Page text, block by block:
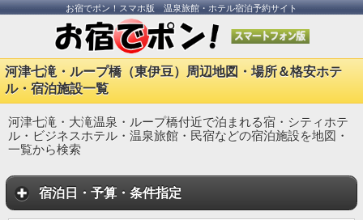
お宿でポン！スマホ版 温泉旅館・ホテル宿泊予約サイト
河津七滝・ループ橋（東伊豆）周辺地図・場所＆格安ホテ
ル・宿泊施設一覧
河津七滝・大滝温泉・ループ橋付近で泊まれる宿・シティホテ
ル・ビジネスホテル・温泉旅館・民宿などの宿泊施設を地図・
一覧から検索
宿泊日・予算・条件指定